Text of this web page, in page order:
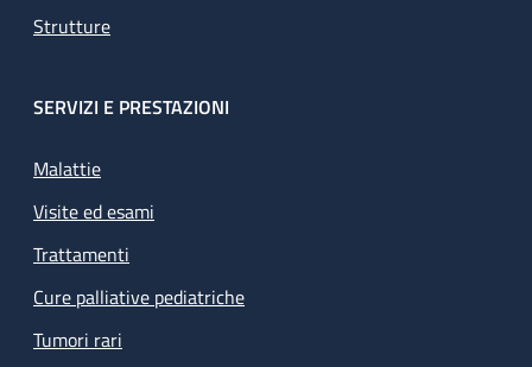
Strutture
SERVIZI E PRESTAZIONI
Malattie
Visite ed esami
Trattamenti
Cure palliative pediatriche
Tumori rari